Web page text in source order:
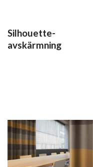
Silhouette-
avskärmning